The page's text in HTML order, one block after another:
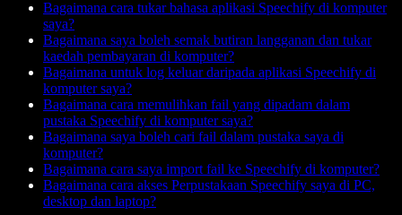
Bagaimana cara tukar bahasa aplikasi Speechify di komputer
saya?
Bagaimana saya boleh semak butiran langganan dan tukar
kaedah pembayaran di komputer?
Bagaimana untuk log keluar daripada aplikasi Speechify di
komputer saya?
Bagaimana cara memulihkan fail yang dipadam dalam
pustaka Speechify di komputer saya?
Bagaimana saya boleh cari fail dalam pustaka saya di
komputer?
Bagaimana cara saya import fail ke Speechify di komputer?
Bagaimana cara akses Perpustakaan Speechify saya di PC,
desktop dan laptop?